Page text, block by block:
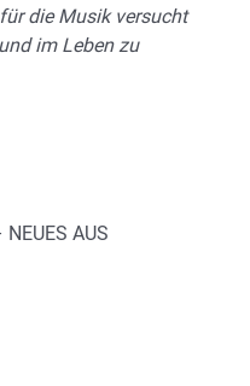
die Musik versucht
im Leben zu
AUS